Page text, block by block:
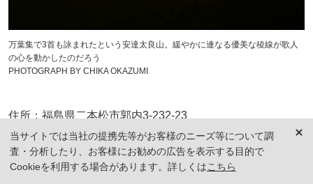
万葉集で3首も詠まれたという安達太良山。緩やかに連なる優美な稜線が歌人
の心を動かしたのだろう
PHOTOGRAPH BY CHIKA OKAZUMI
住所：福島県二本松市郭内3-232-23
公式サイトはこちら
安達太良山の夕景を堪能した後は、心と肌を潤すべく開
当サイトでは当社の提携先等がお客様のニーズ等について調
査・分析したり、お客様にお勧めの広告を表示する目的で
Cookieを利用する場合があります。詳しくはこちら